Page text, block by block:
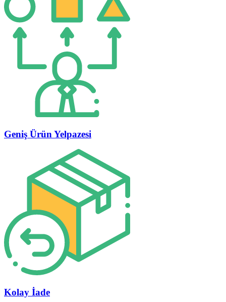
Geniş Ürün Yelpazesi
Kolay İade